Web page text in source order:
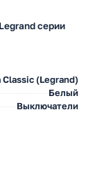
серии
Classic (Legrand)
Белый
Выключатели